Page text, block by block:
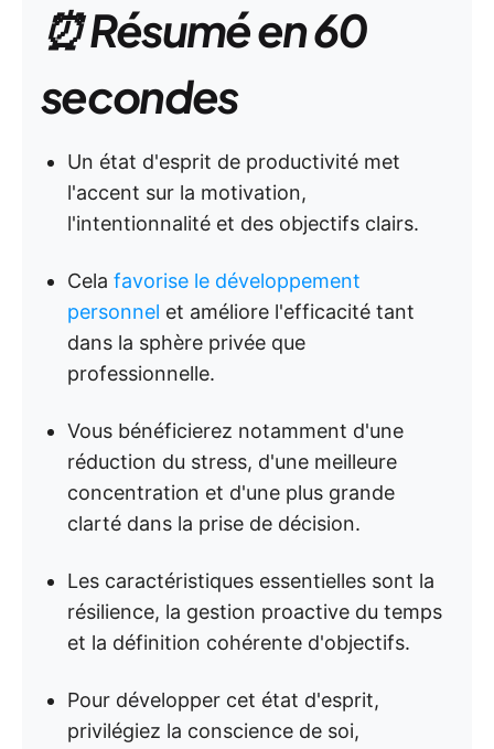
⏰ Résumé en 60
secondes
Un état d'esprit de productivité met
l'accent sur la motivation,
l'intentionnalité et des objectifs clairs.
Cela favorise le développement
personnel et améliore l'efficacité tant
dans la sphère privée que
professionnelle.
Vous bénéficierez notamment d'une
réduction du stress, d'une meilleure
concentration et d'une plus grande
clarté dans la prise de décision.
Les caractéristiques essentielles sont la
résilience, la gestion proactive du temps
et la définition cohérente d'objectifs.
Pour développer cet état d'esprit,
privilégiez la conscience de soi,